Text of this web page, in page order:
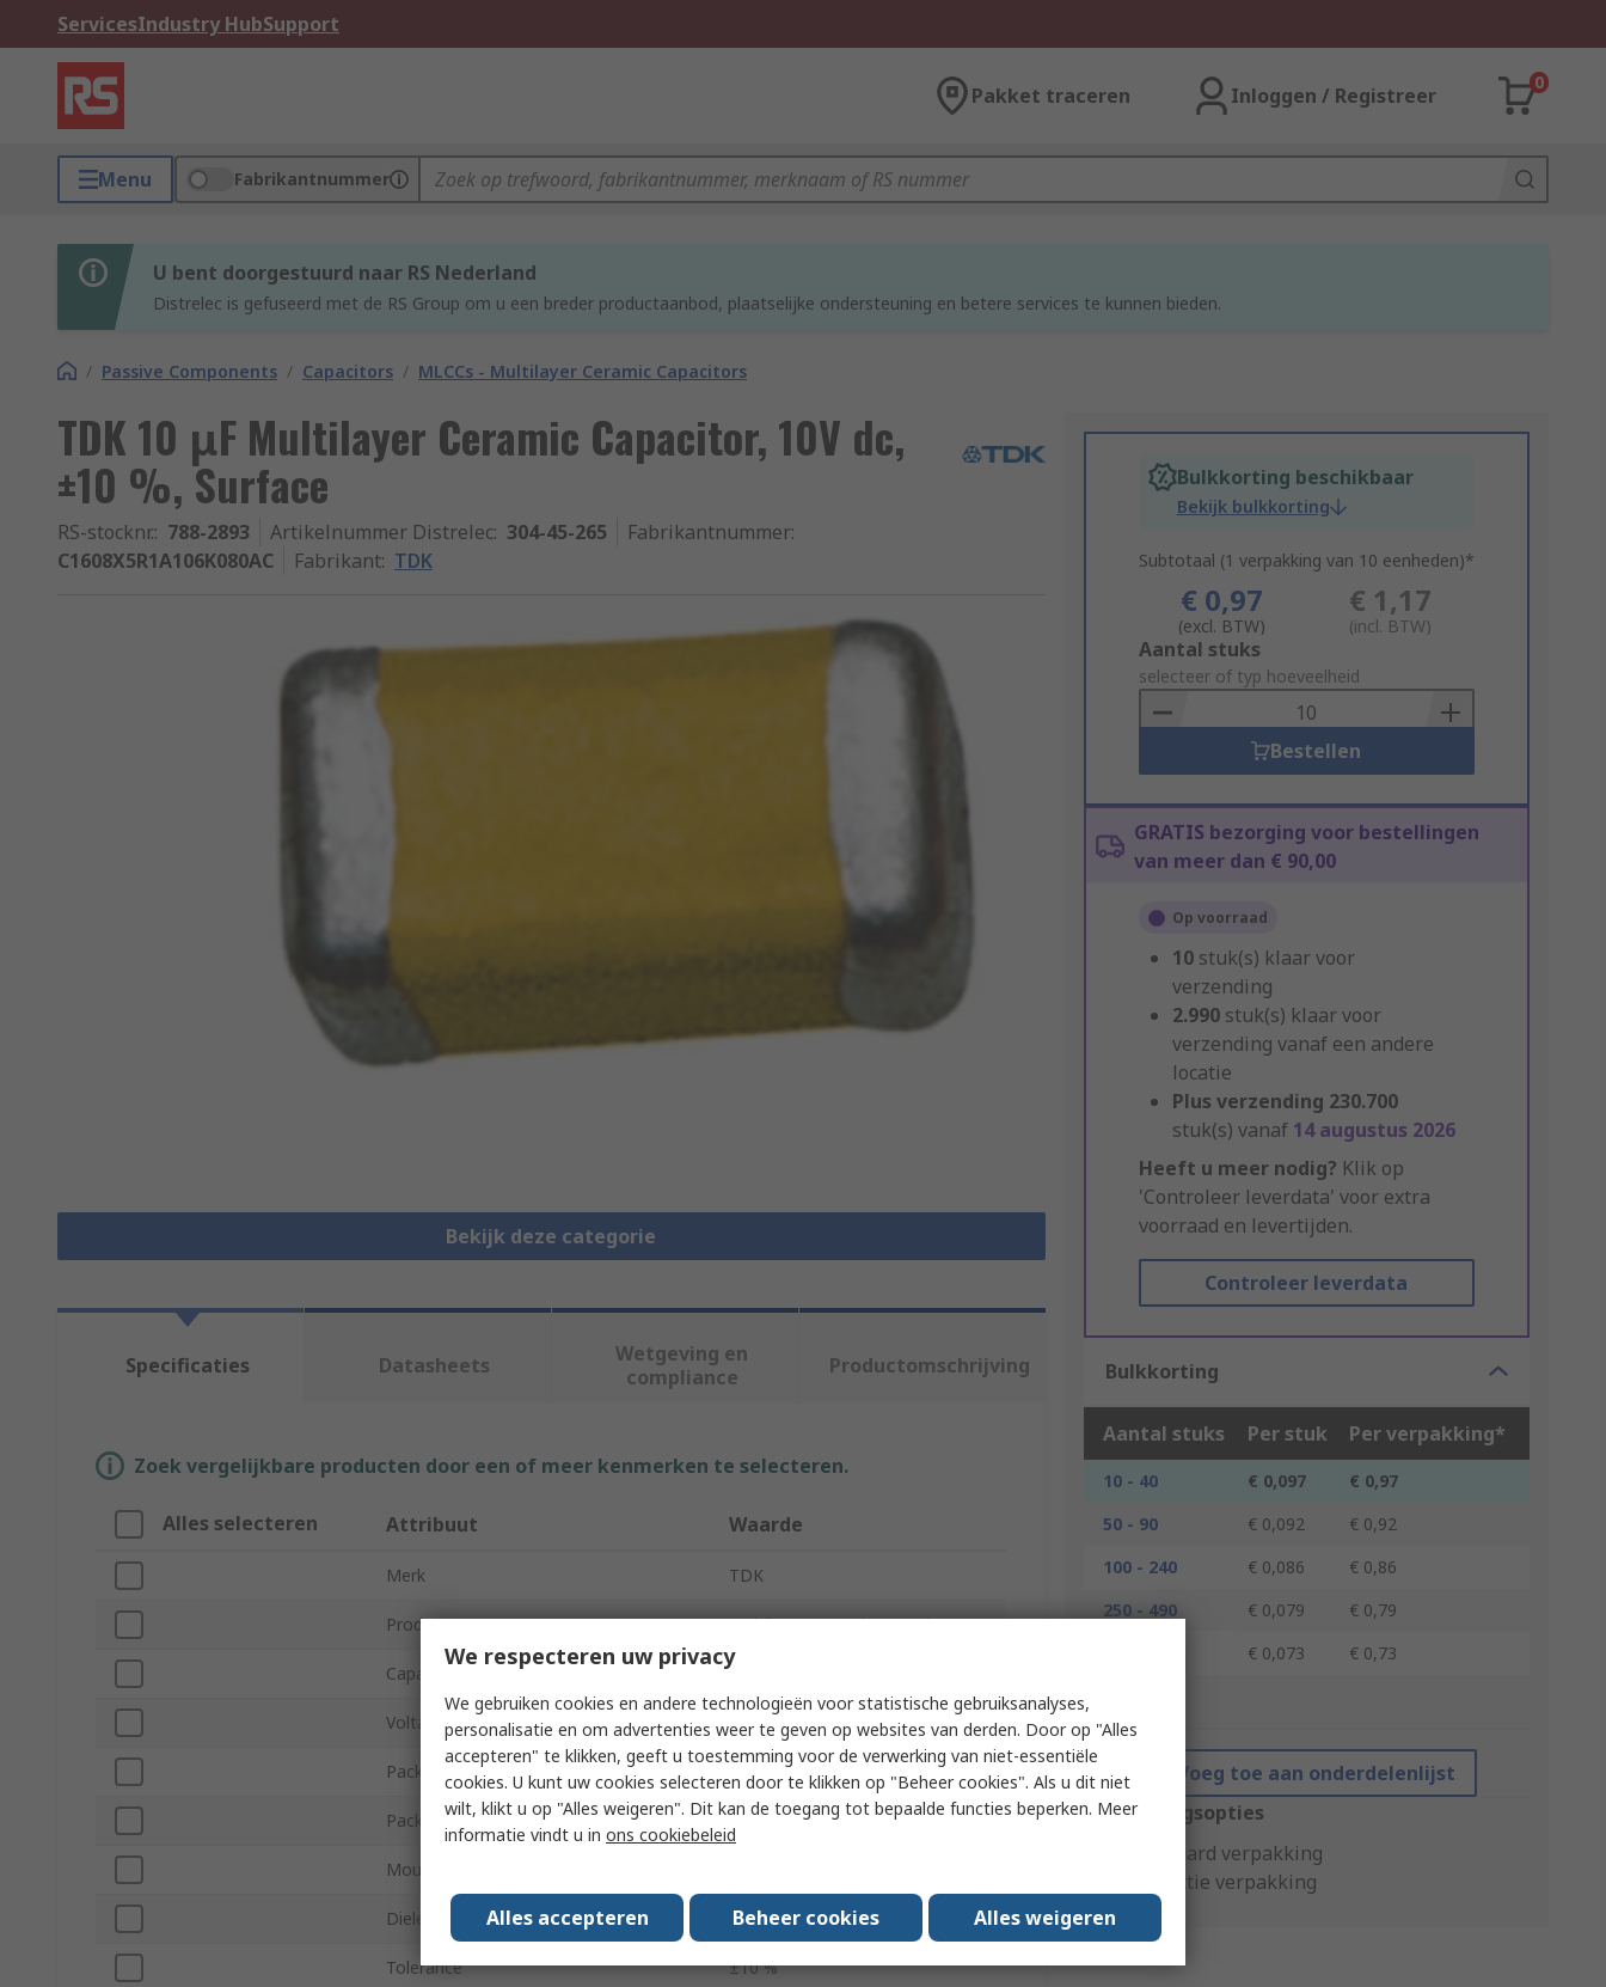
ServicesIndustry HubSupport
Pakket traceren Inloggen / Registreer
0
Menu Fabrikantnummer
U bent doorgestuurd naar RS Nederland
Distrelec is gefuseerd met de RS Group om u een breder productaanbod, plaatselijke ondersteuning en betere services te kunnen bieden.
/ Passive Components / Capacitors / MLCCs - Multilayer Ceramic Capacitors
TDK 10 μF Multilayer Ceramic Capacitor, 10V dc,
±10 %, Surface
RS-stocknr.: 788-2893 Artikelnummer Distrelec: 304-45-265 Fabrikantnummer:
C1608X5R1A106K080AC
Fabrikant: TDK
Bekijk deze categorie
Bulkkorting beschikbaar
Bekijk bulkkorting
Subtotaal (1 verpakking van 10 eenheden)*
€ 0,97
(excl. BTW)
€ 1,17
(incl. BTW)
Add
to
Basket
Aantal stuks
selecteer of typ hoeveelheid
Bestellen
GRATIS bezorging voor bestellingen
van meer dan € 90,00
Op voorraad
10 stuk(s) klaar voor
verzending
2.990 stuk(s) klaar voor
verzending vanaf een andere
locatie
Plus verzending 230.700
stuk(s) vanaf 14 augustus 2026
Heeft u meer nodig? Klik op
'Controleer leverdata' voor extra
voorraad en levertijden.
Controleer leverdata
Bulkkorting
Aantal stuks Per stuk Per verpakking*
10 - 40 € 0,097
€ 0,97
50 - 90
€ 0,092
€ 0,92
100 - 240
€ 0,086
€ 0,86
250 - 490
€ 0,079
€ 0,79
€ 0,073 € 0,73
*prijsindicatie
Voeg toe aan onderdelenlijst
Verpakkingsopties
Standaard verpakking
Productie verpakking
Specificaties Datasheets
Wetgeving en
compliance
Productomschrijving
Zoek vergelijkbare producten door een of meer kenmerken te selecteren.
Alles selecteren Attribuut Waarde
Merk TDK
Product Type Multilayer Ceramic Capacitor
Capacitance 10μF
Voltage 10V dc
Package/Case 0603
Packaging Tape & Reel
Mount Type
Dielectric X5R
Tolerance ±10 %
We respecteren uw privacy
We gebruiken cookies en andere technologieën voor statistische gebruiksanalyses,
personalisatie en om advertenties weer te geven op websites van derden. Door op "Alles
accepteren" te klikken, geeft u toestemming voor de verwerking van niet-essentiële
cookies. U kunt uw cookies selecteren door te klikken op "Beheer cookies". Als u dit niet
wilt, klikt u op "Alles weigeren". Dit kan de toegang tot bepaalde functies beperken. Meer
informatie vindt u in ons cookiebeleid
Alles accepteren Beheer cookies Alles weigeren